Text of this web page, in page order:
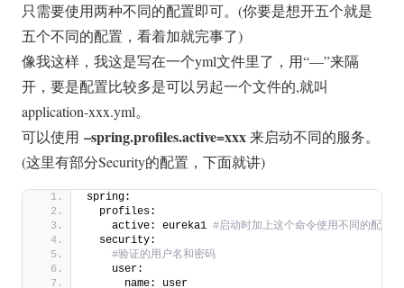
只需要使用两种不同的配置即可。(你要是想开五个就是
五个不同的配置，看着加就完事了)
像我这样，我这是写在一个yml文件里了，用“—”来隔
开，要是配置比较多是可以另起一个文件的,就叫
application-xxx.yml。
可以使用 –spring.profiles.active=xxx来启动不同的服务。
(这里有部分Security的配置，下面就讲)
spring:
  profiles:
    active: eureka1
#启动时加上这个命令使用不同的
  security:
#验证的用户名和密码
    user:
      name: user